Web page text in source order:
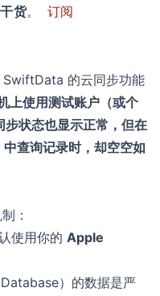
干货。
订阅
的云同步功能
上使用测试账户（或个
步状态也显示正常，但在
查询记录时，却空空如
：
使用你的 Apple
）的数据是严